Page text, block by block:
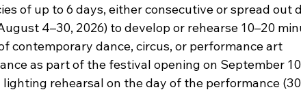
of up to 6 days, either consecutive or spread out
4–30, 2026) to develop or rehearse 10–20
contemporary dance, circus, or performance art
as part of the festival opening on September
lighting rehearsal on the day of the performance